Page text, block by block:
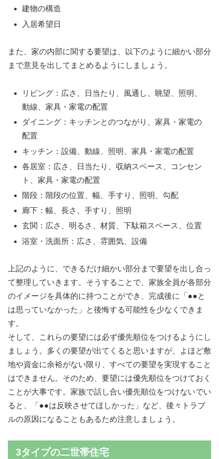
建物の構造
入居希望日
また、家の内部に関する要望は、以下のように細かい部分
まで意見を出してまとめるようにしましょう。
リビング：広さ、日当たり、風通し、眺望、照明、
動線、家具・家電の配置
ダイニング：キッチンとのつながり、家具・家電の
配置
キッチン：設備、動線、照明、家具・家電の配置
各居室：広さ、日当たり、収納スペース、コンセン
ト、家具・家電の配置
階段：階段の位置、幅、手すり、照明、勾配
廊下：幅、長さ、手すり、照明
玄関：広さ、明るさ、材質、下駄箱スペース、位置
浴室・洗面所：広さ、雰囲気、設備
上記のように、できるだけ細かい部分まで要望を出し合っ
て整理していきます。そうすることで、家族全員が各部分
のイメージを具体的に持つことができ、完成後に「●●と
は思っていなかった」と後悔する可能性を少なくできま
す。
そして、これらの要望には必ず優先順位をつけるようにし
ましょう。多くの要望が出てくると思いますが、よほど敷
地や資金に余裕がない限り、すべての要望を実現すること
はできません。そのため、要望には優先順位をつけておく
ことが大事です。家族で話し合い優先順位をつけないでい
ると、「●●は反映させてほしかった」など、後々トラブ
ルの原因になることもあるため注意しましょう。
3タイプの二世帯住宅